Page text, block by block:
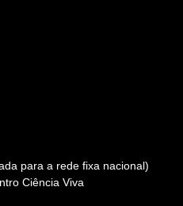
para a rede fixa nacional)
Ciência Viva